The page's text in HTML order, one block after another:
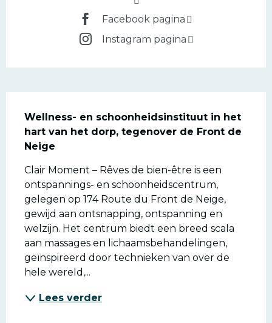
Facebook pagina
Instagram pagina
Beschrijving
Wellness- en schoonheidsinstituut in het
hart van het dorp, tegenover de Front de
Neige
Clair Moment – Rêves de bien-être is een
ontspannings- en schoonheidscentrum,
gelegen op 174 Route du Front de Neige,
gewijd aan ontsnapping, ontspanning en
welzijn. Het centrum biedt een breed scala
aan massages en lichaamsbehandelingen,
geïnspireerd door technieken van over de
hele wereld,...
Lees verder